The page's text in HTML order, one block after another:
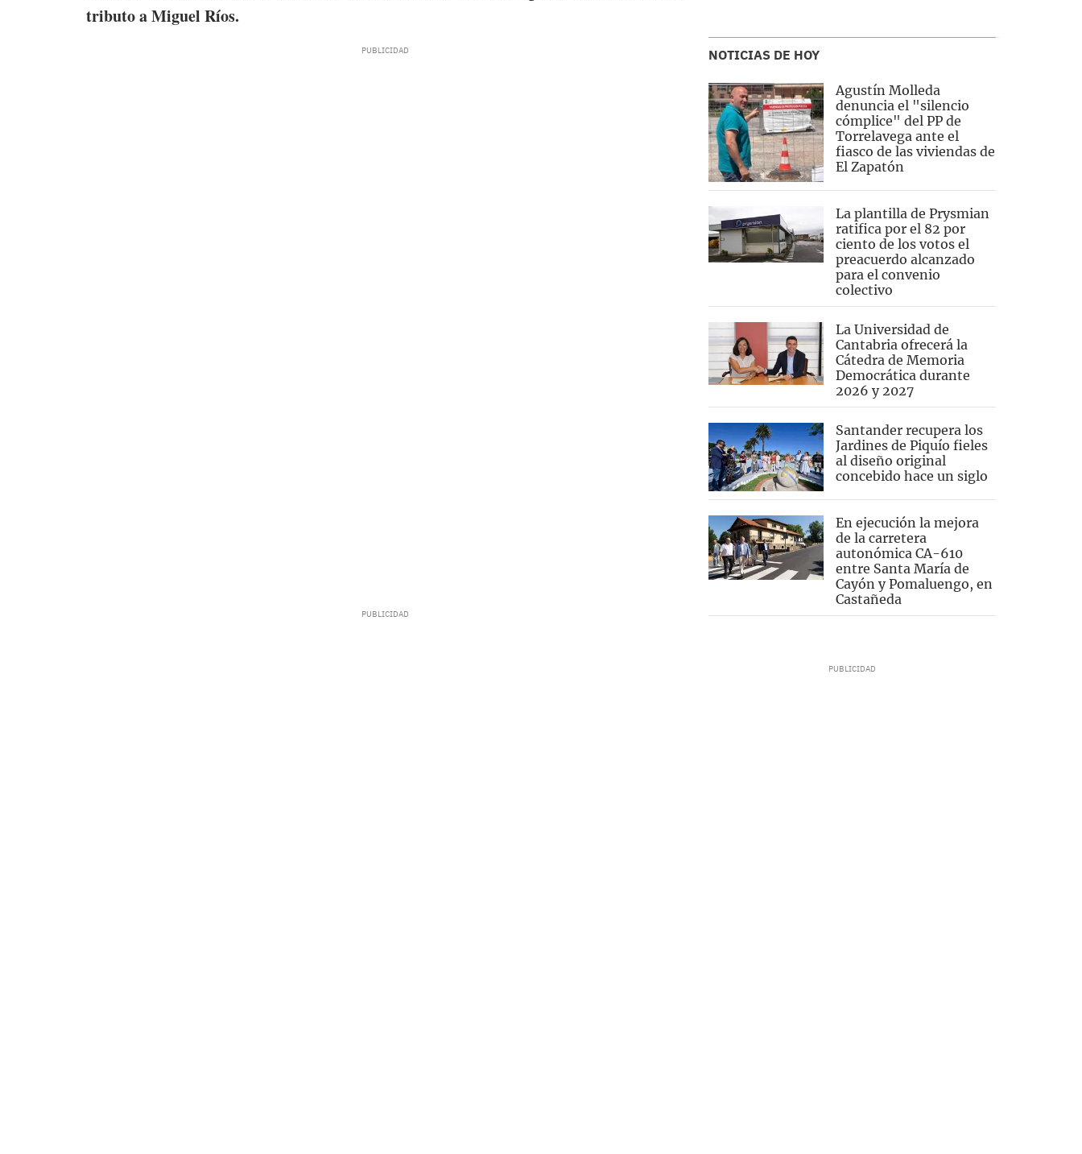
tributo a Miguel Ríos.
NOTICIAS DE HOY
Agustín Molleda
denuncia el "silencio
cómplice" del PP de
Torrelavega ante el
fiasco de las viviendas de
El Zapatón
La plantilla de Prysmian
ratifica por el 82 por
ciento de los votos el
preacuerdo alcanzado
para el convenio
colectivo
La Universidad de
Cantabria ofrecerá la
Cátedra de Memoria
Democrática durante
2026 y 2027
Santander recupera los
Jardines de Piquío fieles
al diseño original
concebido hace un siglo
En ejecución la mejora
de la carretera
autonómica CA-610
entre Santa María de
Cayón y Pomaluengo, en
Castañeda